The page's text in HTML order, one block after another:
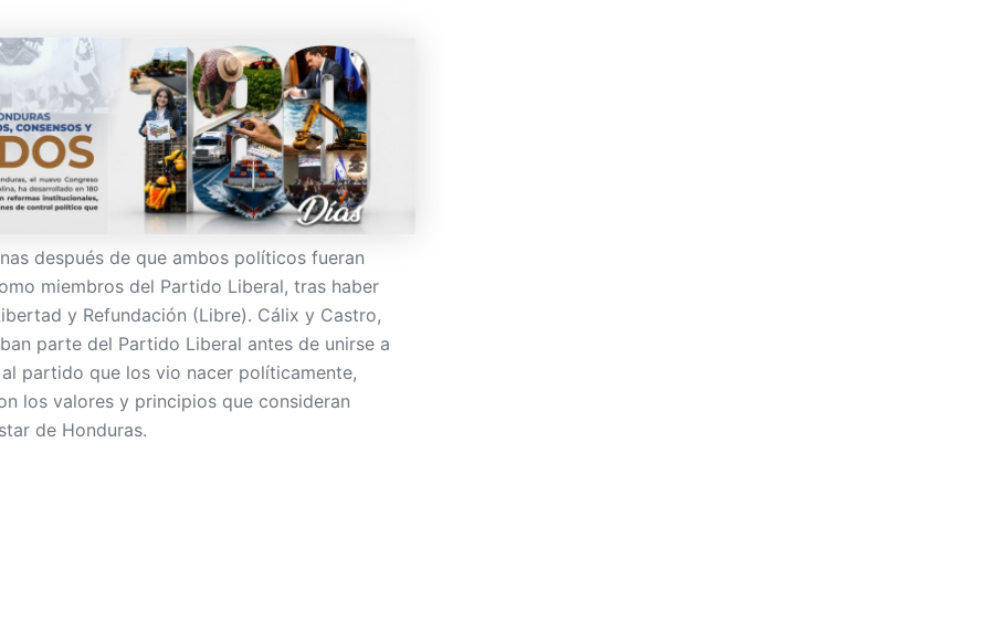
después de que ambos políticos fueran
miembros del Partido Liberal, tras haber
y Refundación (Libre). Cálix y Castro,
parte del Partido Liberal antes de unirse a
partido que los vio nacer políticamente,
los valores y principios que consideran
de Honduras.